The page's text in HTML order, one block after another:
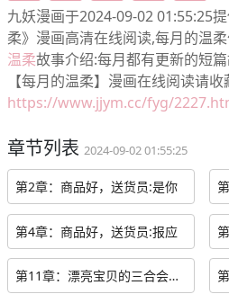
九妖漫画于2024-09-02 01:55:25
柔》漫画高清在线阅读,每月的温
温柔故事介绍:每月都有更新的短
【每月的温柔】漫画在线阅读请收
https://www.jjym.cc/fyg/
章节列表 2024-09-02 01:55:25
第2章：商品好，送货员:是你
第4章：商品好，送货员:报应
第11章：漂亮宝贝的三合会：伤口裂开